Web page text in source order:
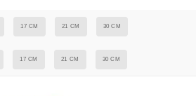
17 СМ 21 СМ 30 СМ
17 СМ 21 СМ 30 СМ